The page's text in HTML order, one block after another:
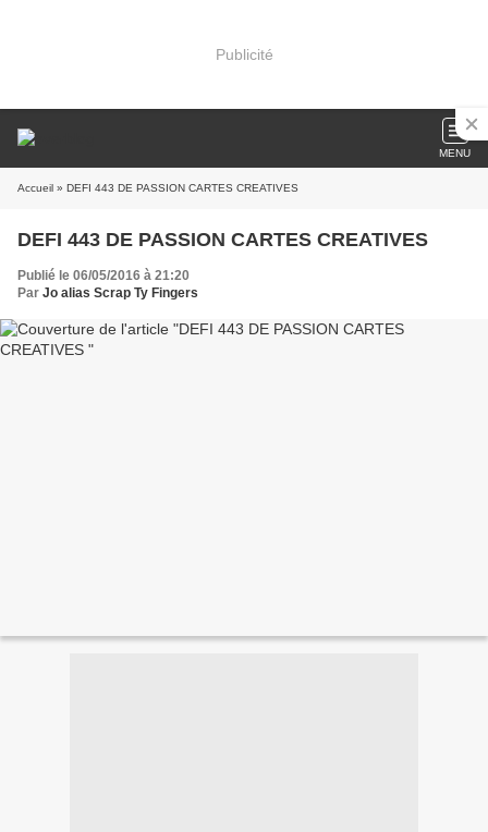
Publicité
MENU
Accueil » DEFI 443 DE PASSION CARTES CREATIVES
DEFI 443 DE PASSION CARTES CREATIVES
Publié le 06/05/2016 à 21:20
Par Jo alias Scrap Ty Fingers